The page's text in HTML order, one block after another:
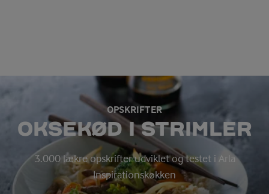
OPSKRIFTER
OKSEKØD I STRIMLER
3.000 lækre opskrifter udviklet og testet i Arla
Inspirationskøkken